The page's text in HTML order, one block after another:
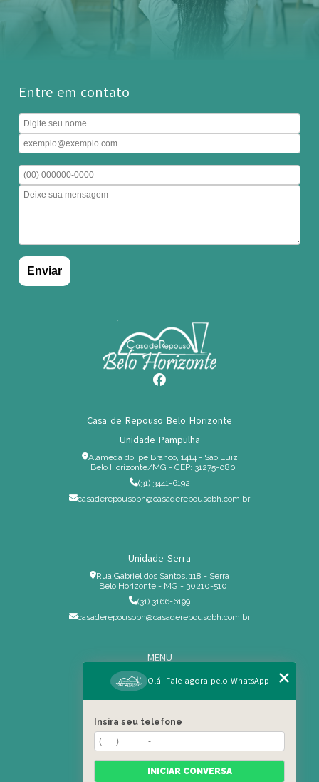
Entre em contato
Casa de Repouso Belo Horizonte
Unidade Pampulha
Alameda do Ipê Branco, 1414 - São Luiz
Belo Horizonte/MG - CEP: 31275-080
(31) 3441-6192
casaderepousobh@casaderepousobh.com.br
Unidade Serra
Rua Gabriel dos Santos, 118 - Serra
Belo Horizonte - MG - 30210-510
(31) 3166-6199
casaderepousobh@casaderepousobh.com.br
MENU
Home
Institucional
Serviços Especiais
Blog
Residência
Olá! Fale agora pelo WhatsApp
Insira seu telefone
INICIAR CONVERSA